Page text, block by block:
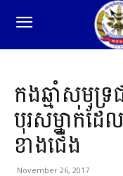
កងឆ្មាំសមុ
បុរសម្នាក់ដ
ខាងជើង
November 26, 2017